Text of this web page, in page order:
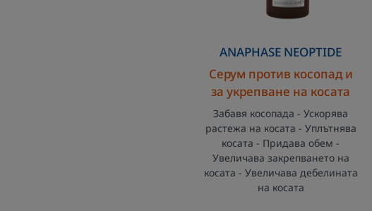
косата
ANAPHASE NEOPTIDE
Серум против косопад и
за укрепване на косата
Забавя косопада - Ускорява
растежа на косата - Уплътнява
косата - Придава обем -
Увеличава закрепването на
косата - Увеличава дебелината
на косата